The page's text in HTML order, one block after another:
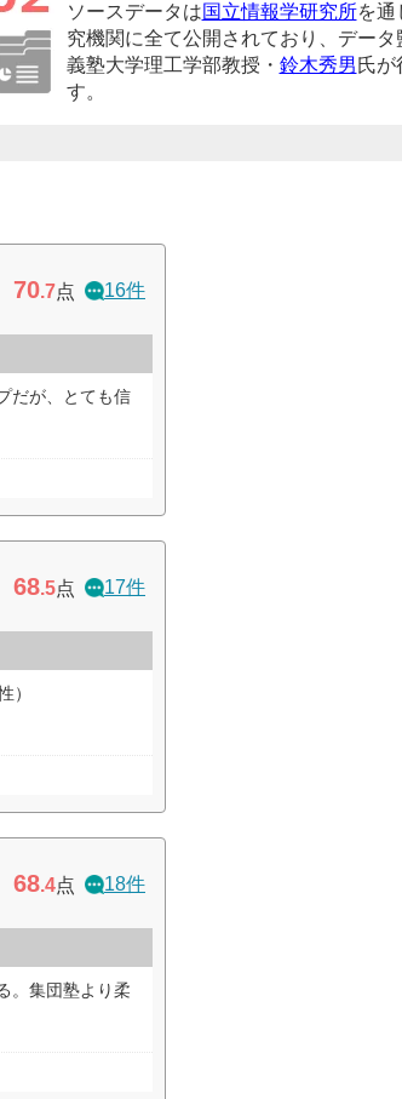
ソースデータは国立情報学研究所を通
究機関に全て公開されており、データ
義塾大学理工学部教授・ 鈴木秀男 氏が
す。
70.7点 16件
だが、とても信
68.5点 17件
）
68.4点 18件
。集団塾より柔